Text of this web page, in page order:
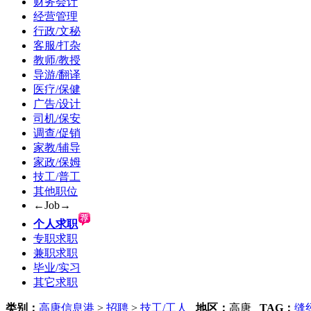
经营管理
行政/文秘
客服/打杂
教师/教授
导游/翻译
医疗/保健
广告/设计
司机/保安
调查/促销
家教/辅导
家政/保姆
技工/普工
其他职位
←Job→
个人求职
专职求职
兼职求职
毕业/实习
其它求职
类别： 高唐信息港 > 招聘 > 技工/工人 地区： 高唐 TAG： 缝